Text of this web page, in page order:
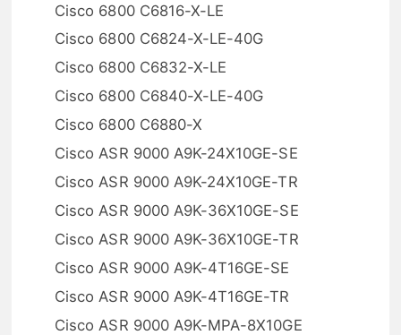
Cisco 6800 C6816-X-LE
Cisco 6800 C6824-X-LE-40G
Cisco 6800 C6832-X-LE
Cisco 6800 C6840-X-LE-40G
Cisco 6800 C6880-X
Cisco ASR 9000 A9K-24X10GE-SE
Cisco ASR 9000 A9K-24X10GE-TR
Cisco ASR 9000 A9K-36X10GE-SE
Cisco ASR 9000 A9K-36X10GE-TR
Cisco ASR 9000 A9K-4T16GE-SE
Cisco ASR 9000 A9K-4T16GE-TR
Cisco ASR 9000 A9K-MPA-8X10GE